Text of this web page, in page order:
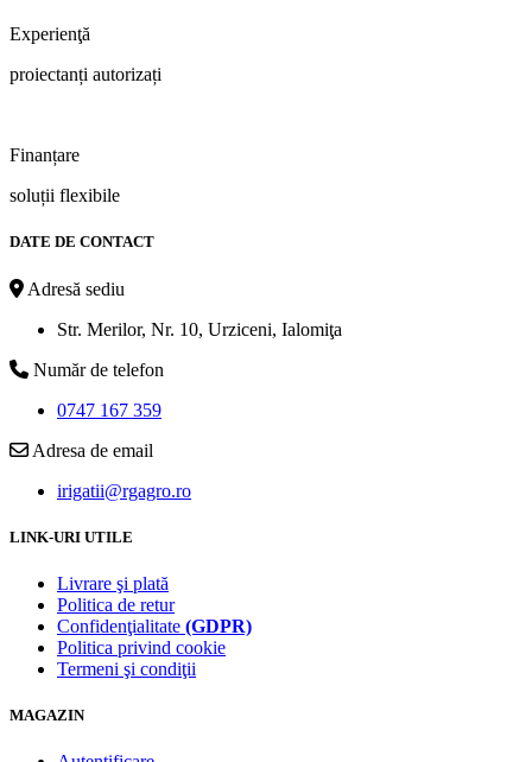
Experienţă
proiectanți autorizați
Finanțare
soluții flexibile
DATE DE CONTACT
Adresă sediu
Str. Merilor, Nr. 10, Urziceni, Ialomiţa
Număr de telefon
0747 167 359
Adresa de email
irigatii@rgagro.ro
LINK-URI UTILE
Livrare şi plată
Politica de retur
Confidenţialitate (GDPR)
Politica privind cookie
Termeni şi condiţii
MAGAZIN